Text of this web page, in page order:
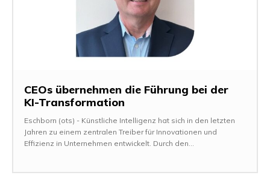
CEOs übernehmen die Führung bei der
KI-Transformation
Eschborn (ots) - Künstliche Intelligenz hat sich in den letzten
Jahren zu einem zentralen Treiber für Innovationen und
Effizienz in Unternehmen entwickelt. Durch den...